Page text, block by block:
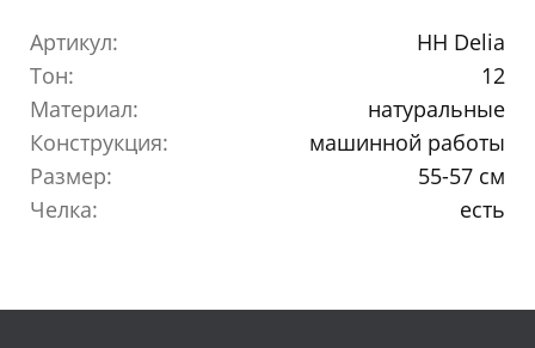
Артикул:
HH Delia
Тон:
12
Материал:
натуральные
Конструкция:
машинной работы
Размер:
55-57 см
Челка:
есть